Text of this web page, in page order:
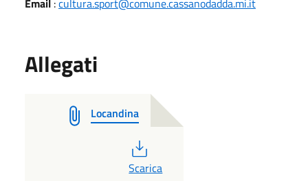
Allegati
Locandina
PDF
Scarica